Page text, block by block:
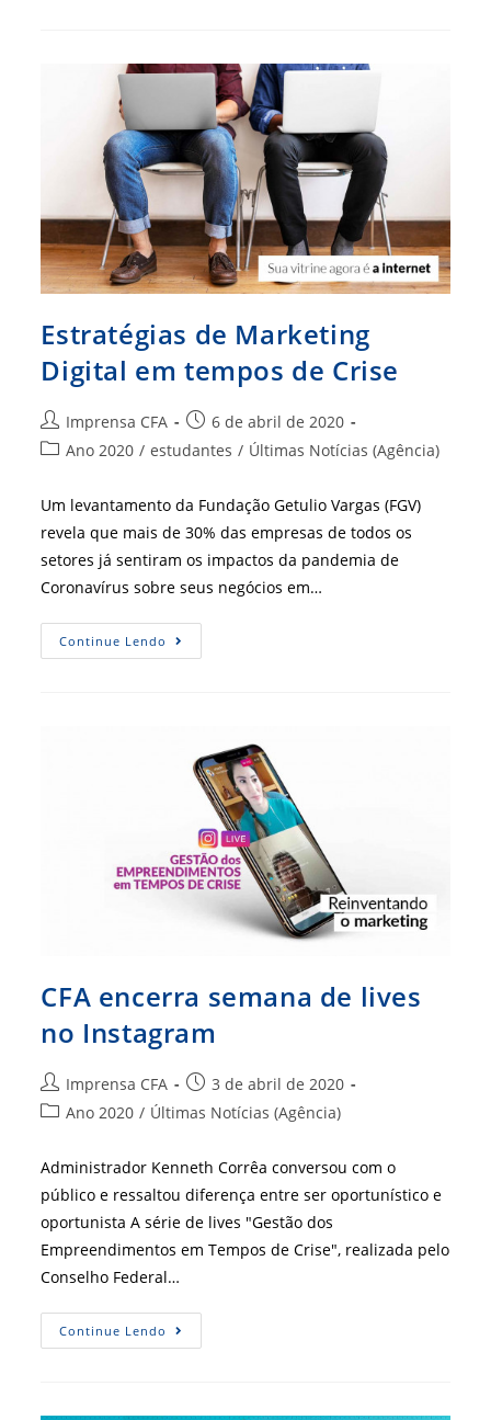
De
Estratégias de Marketing
Digital em tempos de Crise
Autor
do
Imprensa CFA
Post
publicado:
6 de abril de 2020
Categoria
post:
Ano 2020 / estudantes / Últimas Notícias (Agência)
Um levantamento da Fundação Getulio Vargas (FGV)
revela que mais de 30% das empresas de todos os
setores já sentiram os impactos da pandemia de
Coronavírus sobre seus negócios em…
Continue Lendo Estratégias
De
CFA encerra semana de lives
no Instagram
Autor
do
Imprensa CFA
Post
publicado:
3 de abril de 2020
Categoria
post:
Ano 2020 / Últimas Notícias (Agência)
Administrador Kenneth Corrêa conversou com o
público e ressaltou diferença entre ser oportunístico e
oportunista A série de lives "Gestão dos
Empreendimentos em Tempos de Crise", realizada pelo
Conselho Federal…
Continue Lendo CFA
Encerra